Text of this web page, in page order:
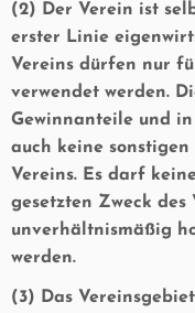
(2) Der Verein ist
erster Linie
Vereins dürfen nur
verwendet werden.
Gewinnanteile und
auch keine
Vereins. Es darf
gesetzten Zweck
unverhältnismäßig
werden.
(3) Das